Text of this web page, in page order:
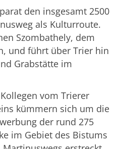
den insgesamt 2500
als Kulturroute.
Szombathely, dem
und führt über Trier hin
Grabstätte im
vom Trierer
kümmern sich um die
der rund 275
im Gebiet des Bistums